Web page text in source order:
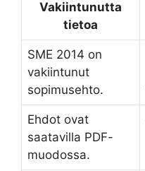
Vakiintunutta
tietoa
SME 2014 on
vakiintunut
sopimusehto.
Ehdot ovat
saatavilla PDF-
muodossa.